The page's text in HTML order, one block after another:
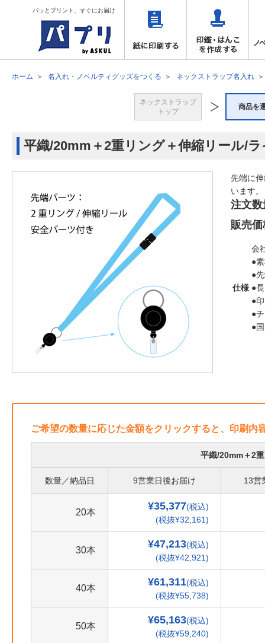
パッとプリント、すぐにお届け
ホーム 名入れ・ノベルティグッズをつくる ネックストラップ名入れ
ネックストラップ
トップ
商品を
平織/20mm＋2重リング＋伸縮リール/
先端に
います。
注文数
販売価
仕様
会
●
●
●
●
●
●
ご希望の数量に応じた金額をクリックすると、印刷内
平織/20mm＋2
数量／納品日 9営業日後お届け 13営
20本
¥35,377(税込)
(税抜¥32,161)
30本
¥47,213(税込)
(税抜¥42,921)
40本
¥61,311(税込)
(税抜¥55,738)
50本
¥65,163(税込)
(税抜¥59,240)